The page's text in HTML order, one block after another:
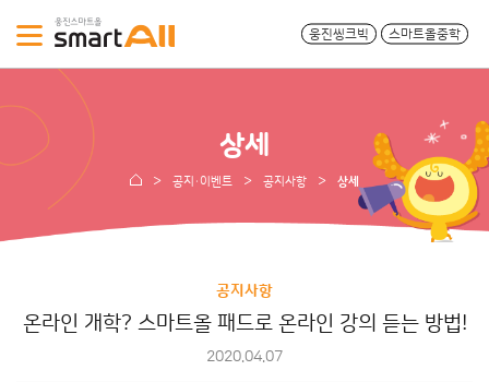
웅진씽크빅 스마트올중학
상세
공지·이벤트 공지사항 상세
공지사항
온라인 개학? 스마트올 패드로 온라인 강의 듣는 방법!
2020.04.07